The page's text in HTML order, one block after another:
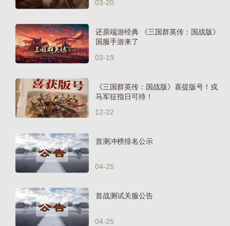
03-20
还原端游经典 《三国群英传：国战版》
国服手游来了
03-19
《三国群英传：国战版》喜提版号！戎
马军征指日可待！
12-22
首测冲榜排名公示
04-25
首战测试关服公告
04-25